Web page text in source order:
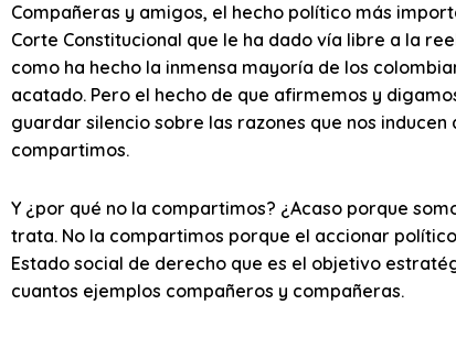
Compañeras y amigos, el hecho político más
Corte Constitucional que le ha dado vía libre a la
como ha hecho la inmensa mayoría de los
acatado. Pero el hecho de que afirmemos y
guardar silencio sobre las razones que nos
compartimos.
Y ¿por qué no la compartimos? ¿Acaso porque
trata. No la compartimos porque el accionar
Estado social de derecho que es el objetivo
cuantos ejemplos compañeros y compañeras.